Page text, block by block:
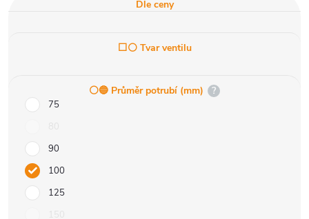
Dle ceny
⬜⚪ Tvar ventilu
⚪️🔵 Průměr potrubí (mm) ?
75
90
100
125